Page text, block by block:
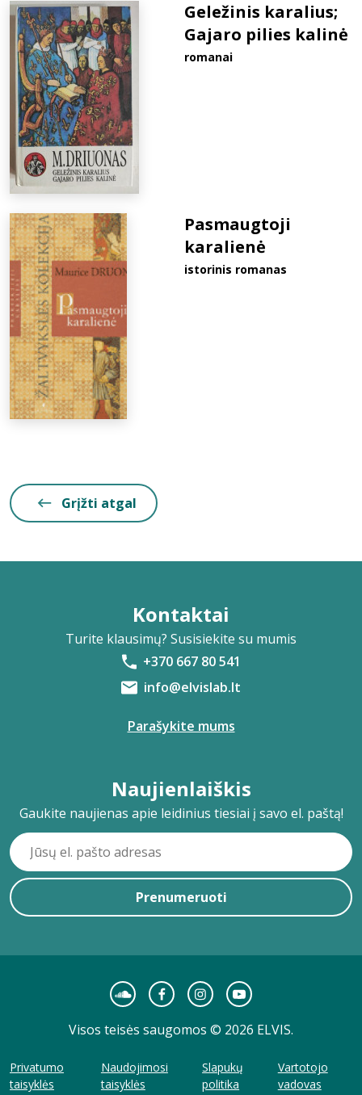
Geležinis karalius;
Gajaro pilies kalinė
romanai
Pasmaugtoji
karalienė
istorinis romanas
Grįžti atgal
Kontaktai
Turite klausimų? Susisiekite su mumis
+370 667 80 541
info@elvislab.lt
Parašykite mums
Naujienlaiškis
Gaukite naujienas apie leidinius tiesiai į savo el. paštą!
Prenumeruoti
Visos teisės saugomos © 2026 ELVIS.
Privatumo
taisyklės
Naudojimosi
taisyklės
Slapukų
politika
Vartotojo
vadovas